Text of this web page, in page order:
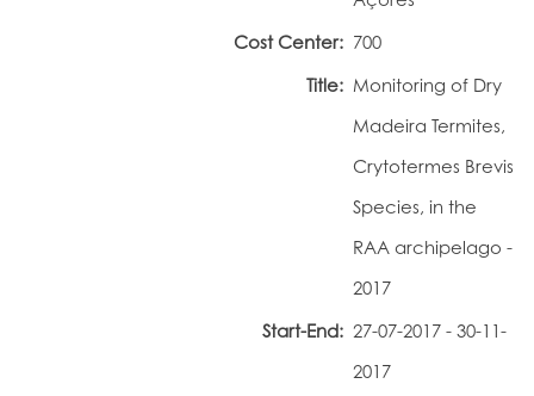
Cost Center: 700
Title: Monitoring of Dry
Madeira Termites,
Crytotermes Brevis
Species, in the
RAA archipelago -
2017
Start-End: 27-07-2017 - 30-11-
2017